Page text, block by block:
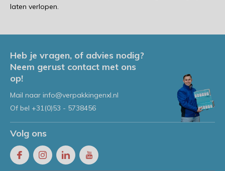
laten verlopen.
Heb je vragen, of advies nodig?
Neem gerust contact met ons
op!
Mail naar info@verpakkingenxl.nl
Of bel +31(0)53 - 5738456
Volg ons